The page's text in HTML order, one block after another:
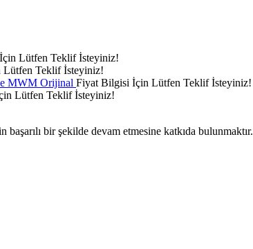
Lütfen Teklif İsteyiniz!
Teklif İsteyiniz!
MWM Orijinal Fiyat Bilgisi İçin Lütfen Teklif İsteyiniz!
Lütfen Teklif İsteyiniz!
bir şekilde devam etmesine katkıda bulunmaktır.